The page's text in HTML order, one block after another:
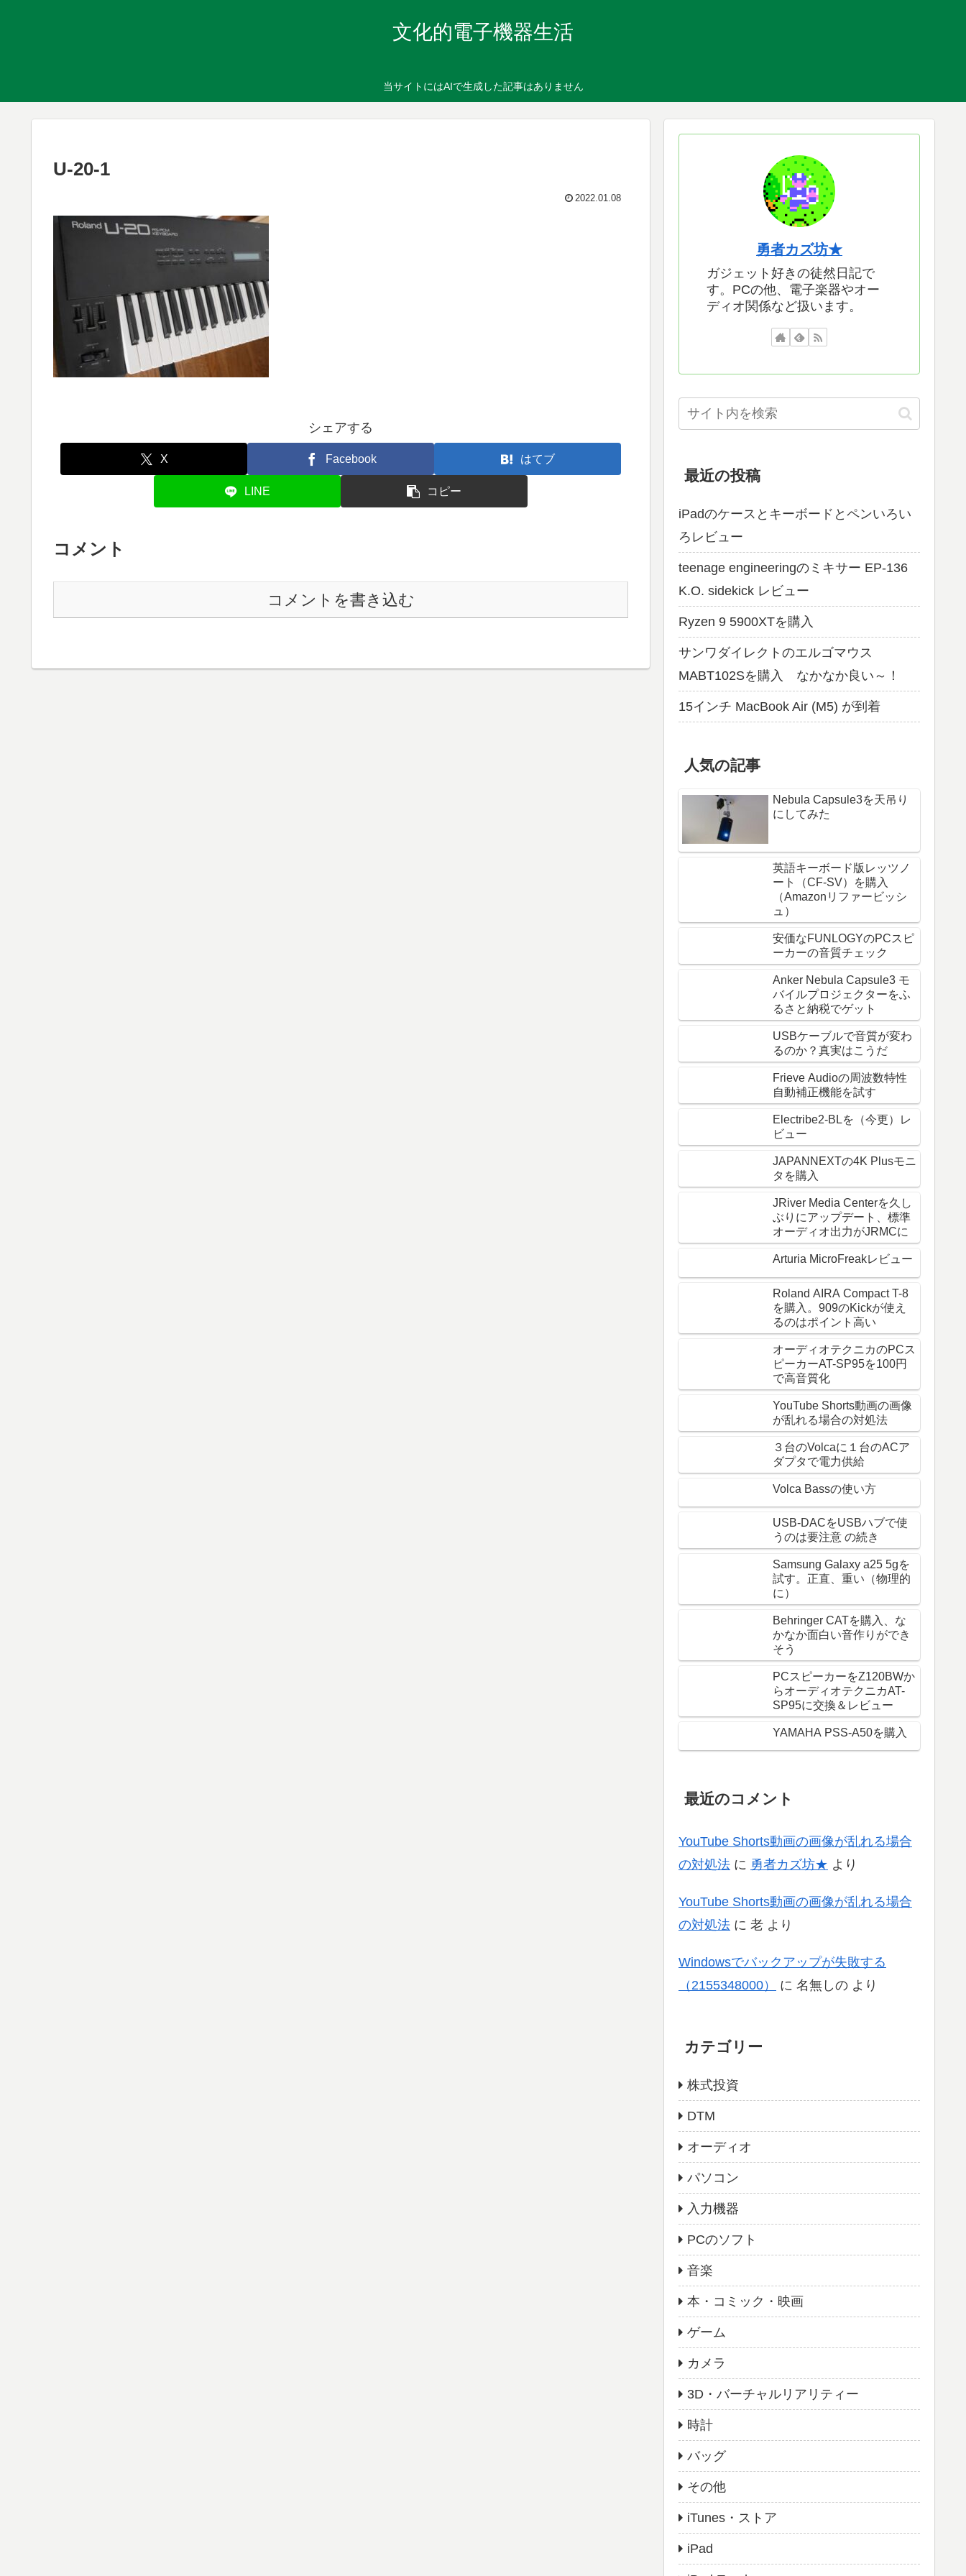
文化的電子機器生活
当サイトにはAIで生成した記事はありません
U-20-1
2022.01.08
シェアする
X Facebook はてブ
LINE コピー
コメント
コメントを書き込む
勇者カズ坊★
ガジェット好きの徒然日記で
す。PCの他、電子楽器やオー
ディオ関係など扱います。
最近の投稿
iPadのケースとキーボードとペンいろい
ろレビュー
teenage engineeringのミキサー EP-136
K.O. sidekick レビュー
Ryzen 9 5900XTを購入
サンワダイレクトのエルゴマウス
MABT102Sを購入 なかなか良い～！
15インチ MacBook Air (M5) が到着
人気の記事
Nebula Capsule3を天吊り
にしてみた
英語キーボード版レッツノ
ート（CF-SV）を購入
（Amazonリファービッシ
ュ）
安価なFUNLOGYのPCスピ
ーカーの音質チェック
Anker Nebula Capsule3 モ
バイルプロジェクターをふ
るさと納税でゲット
USBケーブルで音質が変わ
るのか？真実はこうだ
Frieve Audioの周波数特性
自動補正機能を試す
Electribe2-BLを（今更）レ
ビュー
JAPANNEXTの4K Plusモニ
タを購入
JRiver Media Centerを久し
ぶりにアップデート、標準
オーディオ出力がJRMCに
Arturia MicroFreakレビュー
Roland AIRA Compact T-8
を購入。909のKickが使え
るのはポイント高い
オーディオテクニカのPCス
ピーカーAT-SP95を100円
で高音質化
YouTube Shorts動画の画像
が乱れる場合の対処法
３台のVolcaに１台のACア
ダプタで電力供給
Volca Bassの使い方
USB-DACをUSBハブで使
うのは要注意 の続き
Samsung Galaxy a25 5gを
試す。正直、重い（物理的
に）
Behringer CATを購入、な
かなか面白い音作りができ
そう
PCスピーカーをZ120BWか
らオーディオテクニカAT-
SP95に交換＆レビュー
YAMAHA PSS-A50を購入
最近のコメント
YouTube Shorts動画の画像が乱れる場合
の対処法 に 勇者カズ坊★ より
YouTube Shorts動画の画像が乱れる場合
の対処法 に 老 より
Windowsでバックアップが失敗する
（2155348000）
に 名無しの より
カテゴリー
株式投資
DTM
オーディオ
パソコン
入力機器
PCのソフト
音楽
本・コミック・映画
ゲーム
カメラ
3D・バーチャルリアリティー
時計
バッグ
その他
iTunes・ストア
iPad